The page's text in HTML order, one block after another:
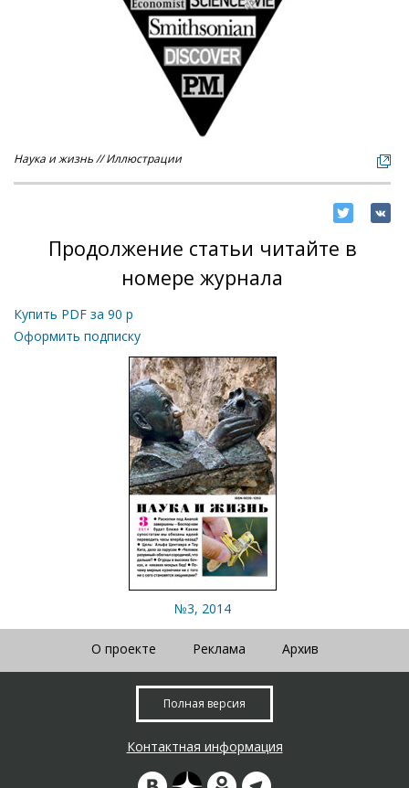
Наука и жизнь // Иллюстрации
Продолжение статьи читайте в
номере журнала
Купить PDF за 90 р
Оформить подписку
№3, 2014
О проекте Реклама Архив
Полная версия
Контактная информация